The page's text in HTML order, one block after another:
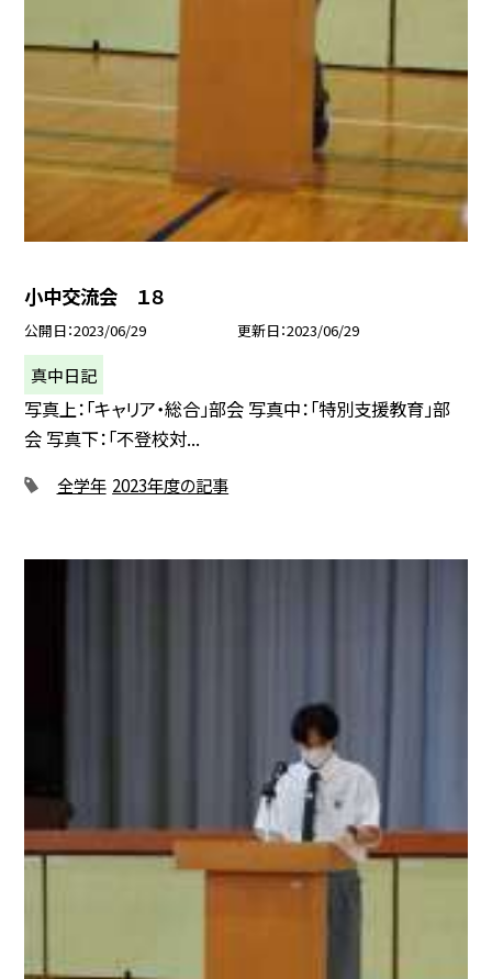
小中交流会 １８
公開日 2023/06/29 更新日 2023/06/29
真中日記
写真上：「キャリア・総合」部会 写真中：「特別支援教育」部
会 写真下：「不登校対...
全学年 2023年度の記事